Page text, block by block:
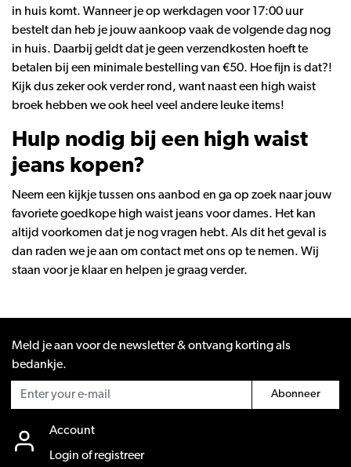
in huis komt. Wanneer je op werkdagen voor 17:00 uur
bestelt dan heb je jouw aankoop vaak de volgende dag nog
in huis. Daarbij geldt dat je geen verzendkosten hoeft te
betalen bij een minimale bestelling van €50. Hoe fijn is dat?!
Kijk dus zeker ook verder rond, want naast een high waist
broek hebben we ook heel veel andere leuke items!
Hulp nodig bij een high waist
jeans kopen?
Neem een kijkje tussen ons aanbod en ga op zoek naar jouw
favoriete goedkope high waist jeans voor dames. Het kan
altijd voorkomen dat je nog vragen hebt. Als dit het geval is
dan raden we je aan om contact met ons op te nemen. Wij
staan voor je klaar en helpen je graag verder.
Meld je aan voor de newsletter & ontvang korting als
bedankje.
Abonneer
Account
Login of registreer